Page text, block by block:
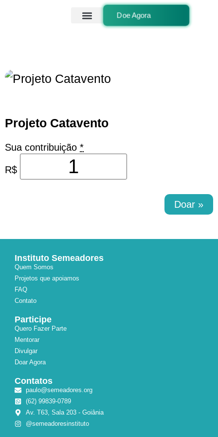
Doe Agora
Projeto Catavento
Sua contribuição *
R$
Doar »
Instituto Semeadores
Quem Somos
Projetos que apoiamos
FAQ
Contato
Participe
Quero Fazer Parte
Mentorar
Divulgar
Doar Agora
Contatos
paulo@semeadores.org
(62) 99839-0789
Av. T63, Sala 203 - Goiânia
@semeadoresinstituto